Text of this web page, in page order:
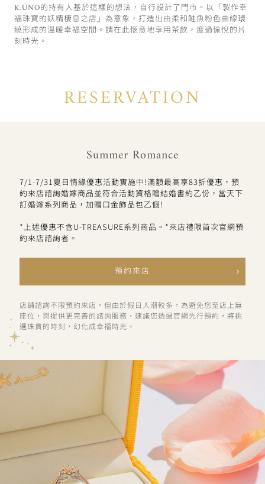
K.UNO的持有人基於這樣的想法，自行設計了門市。以「製作幸
福珠寶的妖精棲息之店」為意象，打造出由柔和鮭魚粉色曲線環
繞形成的溫暖幸福空間。請在此愜意地享用茶飲，度過愉悅的片
刻時光。
RESERVATION
Summer Romance
7/1-7/31夏日情緣優惠活動實施中!滿額最高享83折優惠，預
約來店諮詢婚嫁商品並符合活動資格贈結婚書約乙份，當天下
訂婚嫁系列商品，加贈口金飾品包乙個!
*上述優惠不含U-TREASURE系列商品。*來店禮限首次官網預
約來店諮詢者。
預約來店
店鋪諮詢不限預約來店，但由於假日人潮較多，為避免您至店上無
座位，與提供更完善的諮詢服務，建議您透過官網先行預約，將挑
選珠寶的時刻，幻化成幸福時光。